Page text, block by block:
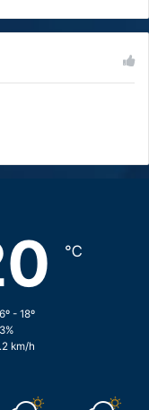
℃
- 18º
km/h